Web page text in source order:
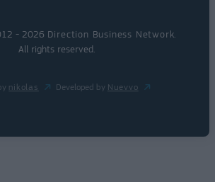
- 2026 Direction Business Network.
All rights reserved.
nikolas Developed by Nuevvo